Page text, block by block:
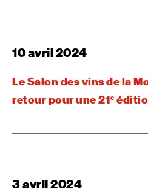
10 avril 2024
Le Salon des vins de la
retour pour une 21e
3 avril 2024